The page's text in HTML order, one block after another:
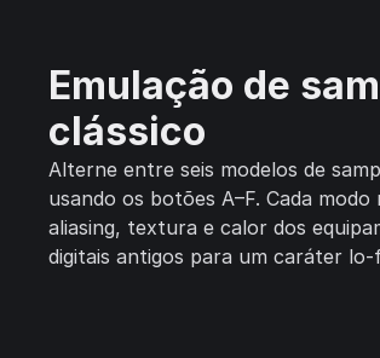
Emulação de
clássico
Alterne entre seis modelos de
usando os botões A–F. Cada modo
aliasing, textura e calor dos
digitais antigos para um caráter